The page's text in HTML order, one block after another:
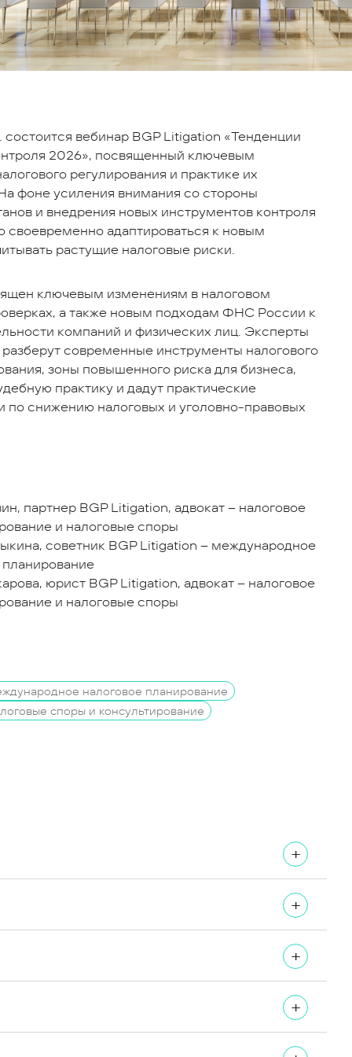
вебинар BGP Litigation «Тенденции
2026», посвященный ключевым
регулирования и практике их
фоне усиления внимания со стороны
и внедрения новых инструментов контроля
своевременно адаптироваться к новым
растущие налоговые риски.
ключевым изменениям в налоговом
а также новым подходам ФНС России к
компаний и физических лиц. Эксперты
современные инструменты налогового
зоны повышенного риска для бизнеса,
практику и дадут практические
по снижению налоговых и уголовно-правовых
партнер BGP Litigation, адвокат – налоговое
и налоговые споры
советник BGP Litigation – международное
юрист BGP Litigation, адвокат – налоговое
и налоговые споры
налоговое планирование
споры и консультирование
+
+
+
+